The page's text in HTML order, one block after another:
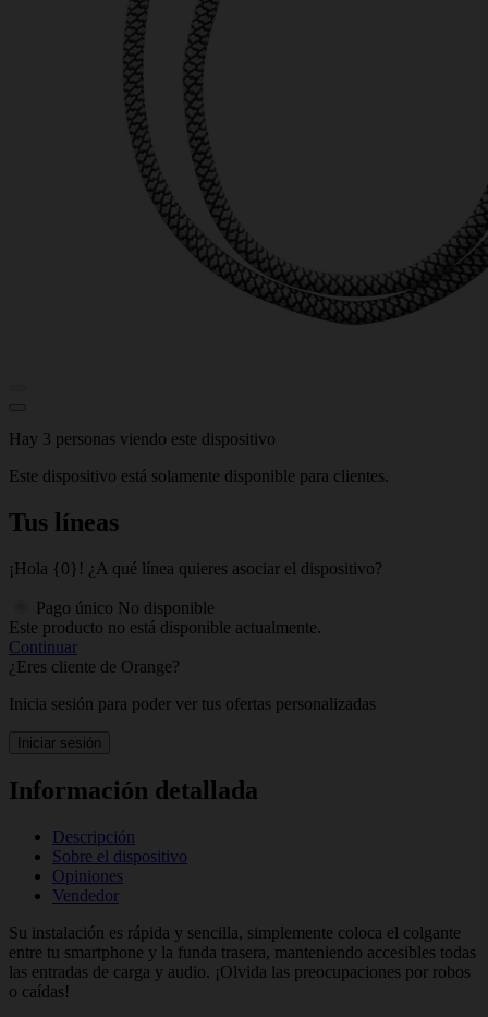
Hay 3 personas viendo este dispositivo
Este dispositivo está solamente disponible para clientes.
Tus líneas
¡Hola {0}! ¿A qué línea quieres asociar el dispositivo?
Pago único No disponible
Este producto no está disponible actualmente.
Continuar
¿Eres cliente de Orange?
Inicia sesión para poder ver tus ofertas personalizadas
Iniciar sesión
Información detallada
Descripción
Sobre el dispositivo
Opiniones
Vendedor
Su instalación es rápida y sencilla, simplemente coloca el colgante
entre tu smartphone y la funda trasera, manteniendo accesibles todas
las entradas de carga y audio. ¡Olvida las preocupaciones por robos
o caídas!